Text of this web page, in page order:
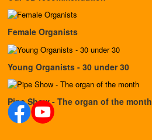
Female Organists
Young Organists - 30 under 30
Pipe Show - The organ of the month